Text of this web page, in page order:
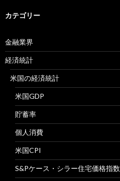
カテゴリー
金融業界
経済統計
米国の経済統計
米国GDP
貯蓄率
個人消費
米国CPI
S&Pケース・シラー住宅価格指数